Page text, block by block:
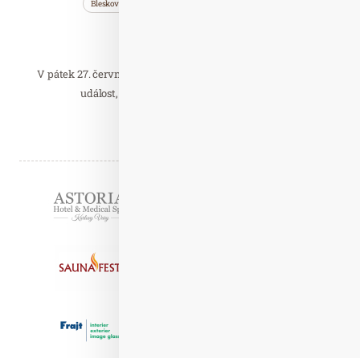
Bleskovky
V pátek 27. června se v Saunovém ráji odehraje mimořádná
událost, která potěší všechny milovníky…